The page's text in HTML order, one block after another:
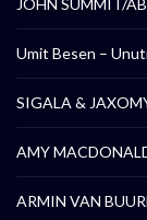
JOHN SUMMIT/
Umit Besen –
SIGALA &
AMY
ARMIN VAN